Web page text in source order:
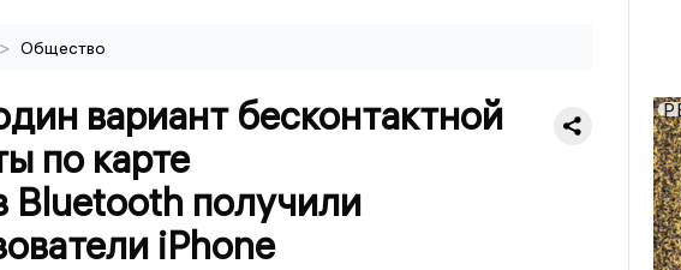
> Общество
вариант бесконтактной
по карте
Bluetooth получили
iPhone